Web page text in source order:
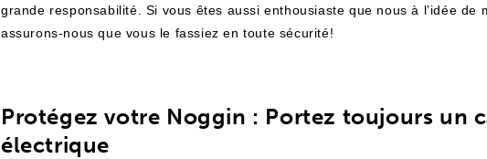
grande responsabilité. Si vous êtes aussi enthousiaste que nous à l’idée de
assurons-nous que vous le fassiez en toute sécurité!
Protégez votre Noggin : Portez toujours un
électrique